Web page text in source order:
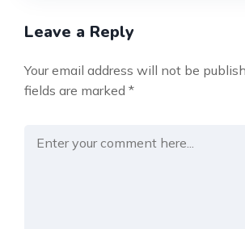
Leave a Reply
Your email address will not be
fields are marked *